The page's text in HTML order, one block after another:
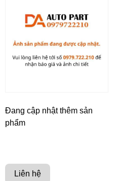
Đang cập nhật thêm sản
phẩm
Liên hệ